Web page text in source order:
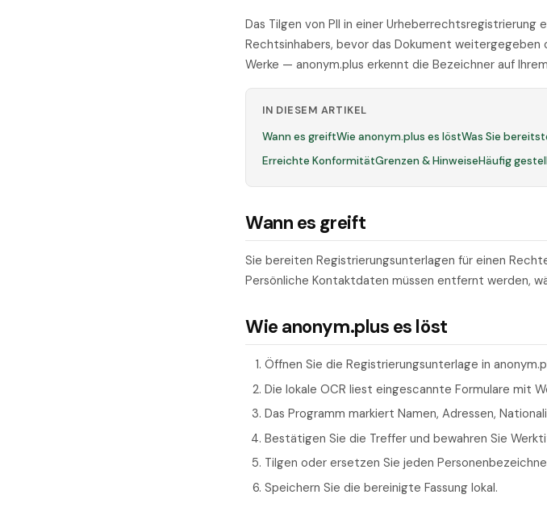
Das Tilgen von PII in einer
Rechtsinhabers, bevor das Dokument
Werke — anonym.plus erkennt die Bezeichner auf
IN DIESEM ARTIKEL
Wann es greiftWie anonym.plus es löstWas Sie
Erreichte KonformitätGrenzen & HinweiseHäufig
Wann es greift
Sie bereiten Registrierungsunterlagen für einen
Persönliche Kontaktdaten müssen entfernt werden,
Wie anonym.plus es löst
Öffnen Sie die Registrierungsunterlage in
Die lokale OCR liest eingescannte Formulare mit
Das Programm markiert Namen, Adressen,
Bestätigen Sie die Treffer und bewahren Sie
Tilgen oder ersetzen Sie jeden
Speichern Sie die bereinigte Fassung lokal.